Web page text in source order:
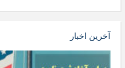
آخرین اخبار